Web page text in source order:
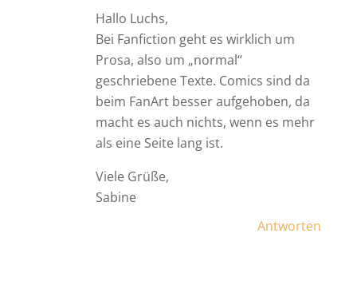
Hallo Luchs,
Bei Fanfiction geht es wirklich um
Prosa, also um „normal“
geschriebene Texte. Comics sind da
beim FanArt besser aufgehoben, da
macht es auch nichts, wenn es mehr
als eine Seite lang ist.
Viele Grüße,
Sabine
Antworten